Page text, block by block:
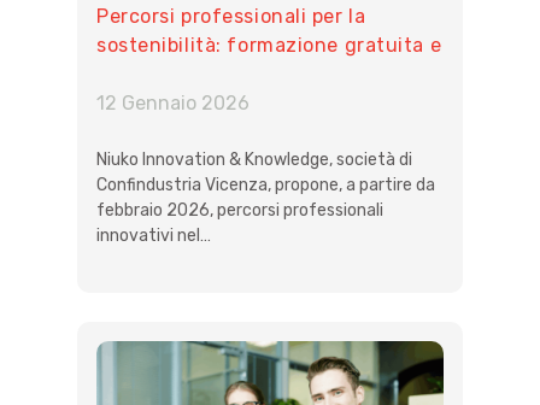
Percorsi professionali per la
sostenibilità: formazione gratuita e
12 Gennaio 2026
Niuko Innovation & Knowledge, società di
Confindustria Vicenza, propone, a partire da
febbraio 2026, percorsi professionali
innovativi nel…